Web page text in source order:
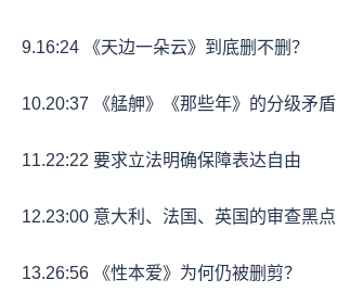
9.16:24 《天边一朵云》到底删不删？
10.20:37 《艋舺》《那些年》的分级矛盾
11.22:22 要求立法明确保障表达自由
12.23:00 意大利、法国、英国的审查黑点
13.26:56 《性本爱》为何仍被删剪？